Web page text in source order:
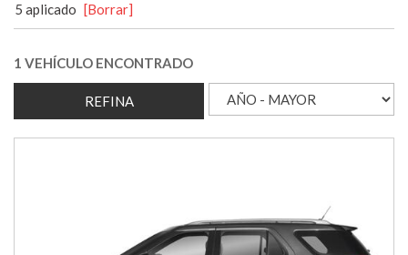
5 aplicado [Borrar]
1 VEHÍCULO ENCONTRADO
REFINA